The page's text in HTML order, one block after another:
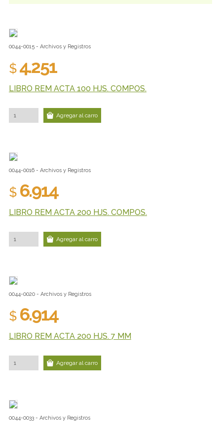
0044-0015 - Archivos y Registros
$4.251
LIBRO REM ACTA 100 HJS. COMPOS.
Agregar al carro
0044-0016 - Archivos y Registros
$6.914
LIBRO REM ACTA 200 HJS. COMPOS.
Agregar al carro
0044-0020 - Archivos y Registros
$6.914
LIBRO REM ACTA 200 HJS. 7 MM
Agregar al carro
0044-0033 - Archivos y Registros